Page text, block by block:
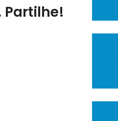
Partilhe!